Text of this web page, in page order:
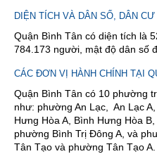
DIỆN TÍCH VÀ DÂN SỐ, DÂN
Quận Bình Tân có diện tích là
784.173 người, mật độ dân số
CÁC ĐƠN VỊ HÀNH CHÍNH TẠI
Quận Bình Tân có 10 phường
như: phường An Lạc, An Lạc
Hưng Hòa A, Bình Hưng Hòa
phường Bình Trị Đông A, và
Tân Tạo và phường Tân Tạo A.